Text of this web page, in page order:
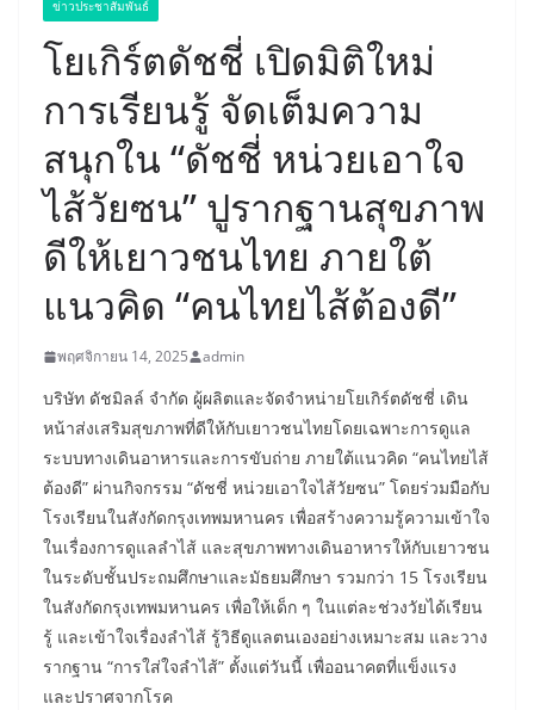
ข่าวประชาสัมพันธ์
โยเกิร์ตดัชชี่ เปิดมิติใหม่
การเรียนรู้ จัดเต็มความ
สนุกใน “ดัชชี่ หน่วยเอาใจ
ไส้วัยซน” ปูรากฐานสุขภาพ
ดีให้เยาวชนไทย ภายใต้
แนวคิด “คนไทยไส้ต้องดี”
พฤศจิกายน 14, 2025 admin
บริษัท ดัชมิลล์ จำกัด ผู้ผลิตและจัดจำหน่ายโยเกิร์ตดัชชี่ เดิน
หน้าส่งเสริมสุขภาพที่ดีให้กับเยาวชนไทยโดยเฉพาะการดูแล
ระบบทางเดินอาหารและการขับถ่าย ภายใต้แนวคิด “คนไทยไส้
ต้องดี” ผ่านกิจกรรม “ดัชชี่ หน่วยเอาใจไส้วัยซน” โดยร่วมมือกับ
โรงเรียนในสังกัดกรุงเทพมหานคร เพื่อสร้างความรู้ความเข้าใจ
ในเรื่องการดูแลลำไส้ และสุขภาพทางเดินอาหารให้กับเยาวชน
ในระดับชั้นประถมศึกษาและมัธยมศึกษา รวมกว่า 15 โรงเรียน
ในสังกัดกรุงเทพมหานคร เพื่อให้เด็ก ๆ ในแต่ละช่วงวัยได้เรียน
รู้ และเข้าใจเรื่องลำไส้ รู้วิธีดูแลตนเองอย่างเหมาะสม และวาง
รากฐาน “การใส่ใจลำไส้” ตั้งแต่วันนี้ เพื่ออนาคตที่แข็งแรง
และปราศจากโรค